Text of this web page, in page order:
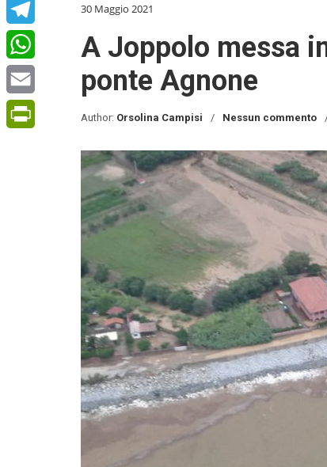
LinkedIn
Telegram
WhatsApp
Email
30 Maggio 2021
A Joppolo messa
ponte Agnone
Author: Orsolina Campisi Nessun commento